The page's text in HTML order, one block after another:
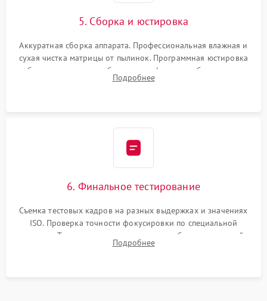
5. Сборка и юстировка
Аккуратная сборка аппарата. Профессиональная влажная и
сухая чистка матрицы от пылинок. Программная юстировка
рабочего отрезка, калибровка автофокуса, стабилизатора и
экспозамера с помощью сервисного ПО.
Подробнее
6. Финальное тестирование
Съемка тестовых кадров на разных выдержках и значениях
ISO. Проверка точности фокусировки по специальной
мишени. Тест записи на карту памяти, работы встроенной
вспышки, микрофона и всех кнопок управления.
Подробнее